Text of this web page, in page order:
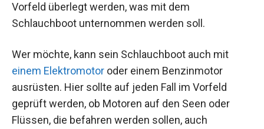
Vorfeld überlegt werden, was mit dem
Schlauchboot unternommen werden soll.
Wer möchte, kann sein Schlauchboot auch mit
einem Elektromotor oder einem Benzinmotor
ausrüsten. Hier sollte auf jeden Fall im Vorfeld
geprüft werden, ob Motoren auf den Seen oder
Flüssen, die befahren werden sollen, auch